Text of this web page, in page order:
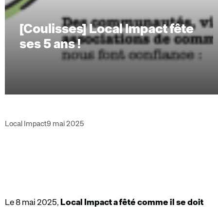
[Coulisses] Local Impact fête
ses 5 ans !
Local Impact9 mai 2025
Le 8 mai 2025, Local Impact a fêté comme il se doit